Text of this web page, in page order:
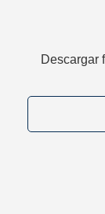
Descargar